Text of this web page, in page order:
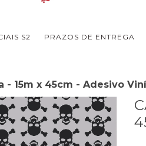
S2 PRAZOS DE ENTREGA
- 15m x 45cm - Adesivo